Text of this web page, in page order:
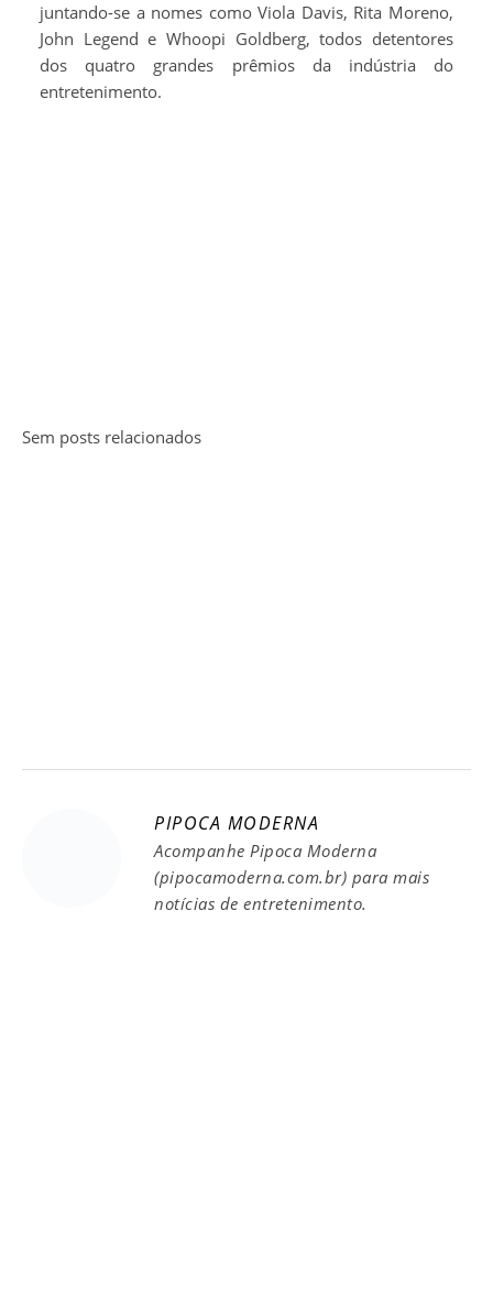
juntando-se a nomes como Viola Davis, Rita Moreno,
John Legend e Whoopi Goldberg, todos detentores
dos quatro grandes prêmios da indústria do
entretenimento.
Sem posts relacionados
PIPOCA MODERNA
Acompanhe Pipoca Moderna
(pipocamoderna.com.br) para mais
notícias de entretenimento.